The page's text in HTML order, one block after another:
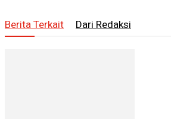
Berita Terkait Dari Redaksi